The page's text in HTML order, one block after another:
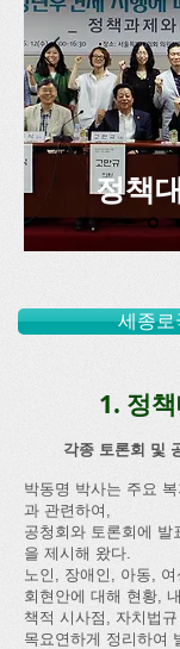
정책
세종
1. 정
각종 토론회 및
박동명 박사는 주요
과 관련하여,
공청회와 토론회에 발
을 제시해 왔다.
노인, 장애인, 아동,
회현안에 대해 현황,
책적 시사점, 자치법
목요연하게 정리하여